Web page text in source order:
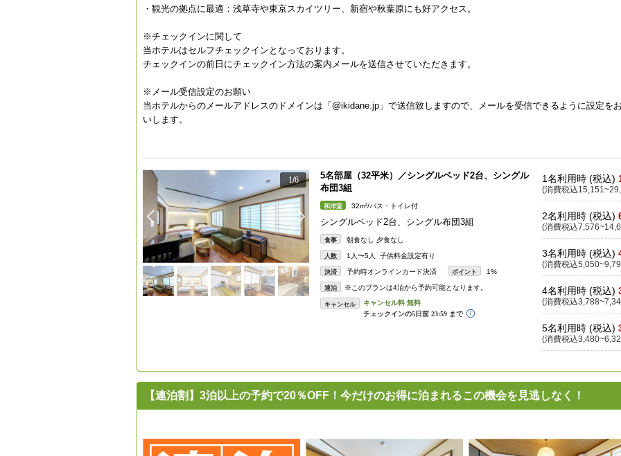
・観光の拠点に最適：浅草寺や東京スカイツリー、新宿や秋葉原にも好アクセス。
※チェックインに関して
当ホテルはセルフチェックインとなっております。
チェックインの前日にチェックイン方法の案内メールを送信させていただきます。
※メール受信設定のお願い
当ホテルからのメールアドレスのドメインは「@ikidane.jp」で送信致しますので、メールを受信できるように設定を
いします。
1/6
5名部屋（32平米）／シングルベッド2台、シングル
布団3組
和洋室 32m²/バス・トイレ付
シングルベッド2台、シングル布団3組
食事 朝食なし 夕食なし
人数 1人〜5人 子供料金設定有り
決済 予約時オンラインカード決済 ポイント 1%
連泊 ※このプランは4泊から予約可能となります。
キャンセル
1名利用時 (税込)
(消費税込
2名利用時 (税込)
(消費税込
3名利用時 (税込)
(消費税込
4名利用時 (税込)
(消費税込
5名利用時 (税込)
(消費税込
【連泊割】3泊以上の予約で20％OFF！今だけのお得に泊まれるこの機会を見逃しなく！